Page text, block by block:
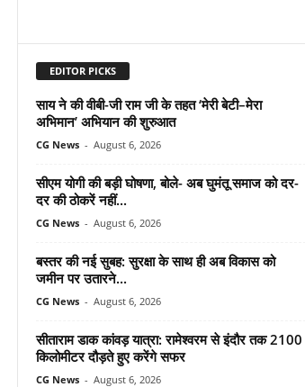
EDITOR PICKS
साय ने की वीबी-जी राम जी के तहत ‘मेरी बेटी–मेरा
अभिमान’ अभियान की शुरुआत
CG News - August 6, 2026
सीएम योगी की बड़ी घोषणा, बोले- अब घुमंतू समाज को दर-
दर की ठोकरें नहीं...
CG News - August 6, 2026
बस्तर की नई सुबह: सुरक्षा के साथ ही अब विकास को
जमीन पर उतारने...
CG News - August 6, 2026
सीताराम डाक कांवड़ यात्रा: रामेश्वरम से इंदौर तक 2100
किलोमीटर दौड़ते हुए करेंगे सफर
CG News - August 6, 2026